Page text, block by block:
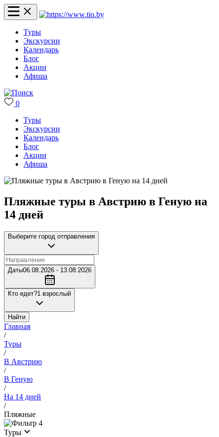
Туры
Экскурсии
Календарь
Блог
Акции
Афиша
0
Туры
Экскурсии
Календарь
Блог
Акции
Афиша
Пляжные туры в Австрию в Геную на
14 дней
Выберите город отправления
Даты06.08.2026 - 13.08.2026
Кто едет?1 взрослый
Найти
Главная
/
Туры
/
В Австрию
/
В Геную
/
На 14 дней
/
Пляжные
4
Туры